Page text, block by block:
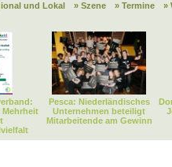
und Lokal
» Szene » Termine »
Mehrheit
Pesca: Niederländisches
Unternehmen beteiligt
Mitarbeitende am Gewinn